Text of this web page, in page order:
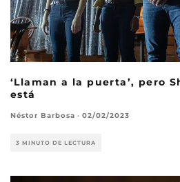
‘Llaman a la puerta’, pero
está
Néstor Barbosa · 02/02/2023
3 MINUTO DE LECTURA